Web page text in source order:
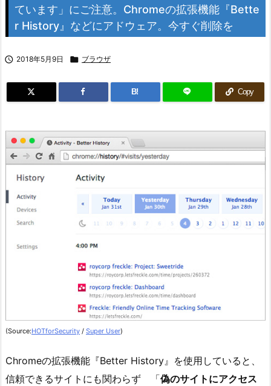
ています」にご注意。Chromeの拡張機能『Bette
r History』などにアドウェア。今すぐ削除を
 2018年5月9日  ブラウザ
B! Copy
(Source:HOTforSecurity / Super User)
Chromeの拡張機能『Better History』を使用していると、
信頼できるサイトにも関わらず 「偽のサイトにアクセス